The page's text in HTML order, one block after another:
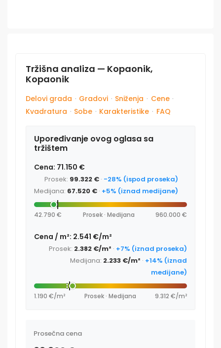
Tržišna analiza — Kopaonik,
Kopaonik
Delovi grada · Gradovi · Sniženja · Cene ·
Kvadratura · Sobe · Karakteristike · FAQ
Upoređivanje ovog oglasa sa
tržištem
Cena: 71.150 €
Prosek: 99.322 € · -28% (ispod proseka)
Medijana: 67.520 € · +5% (iznad medijane)
42.790 € Prosek · Medijana 960.000 €
Cena / m²: 2.541 €/m²
Prosek: 2.382 €/m² · +7% (iznad proseka)
Medijana: 2.233 €/m² · +14% (iznad
medijane)
1.190 €/m² Prosek · Medijana 9.312 €/m²
Prosečna cena